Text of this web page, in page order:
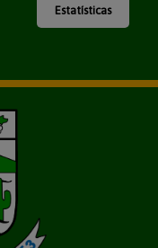
Estatísticas